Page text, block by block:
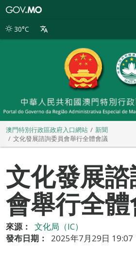
別
30°C
澳門特別行政區政府入口網站
新聞
文化發展諮詢委員會舉行全體會議
文化發展
會舉行全
來源：
文化局（IC）
發布日期：
2025年7月29日 19:07